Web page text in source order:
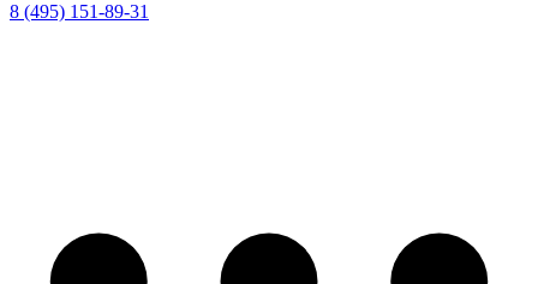
8 (495) 151-89-31